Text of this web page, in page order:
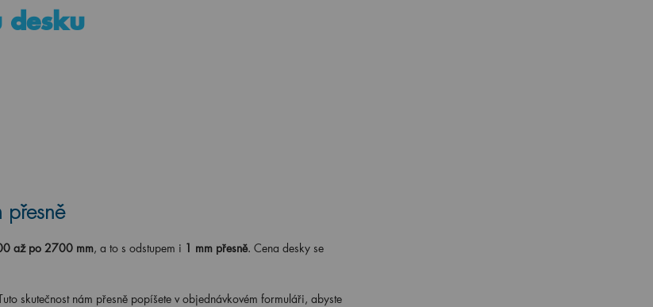
desku
přesně
až po 2700 mm, a to s odstupem i 1 mm přesně. Cena desky se
skutečnost nám přesně popíšete v objednávkovém formuláři, abyste